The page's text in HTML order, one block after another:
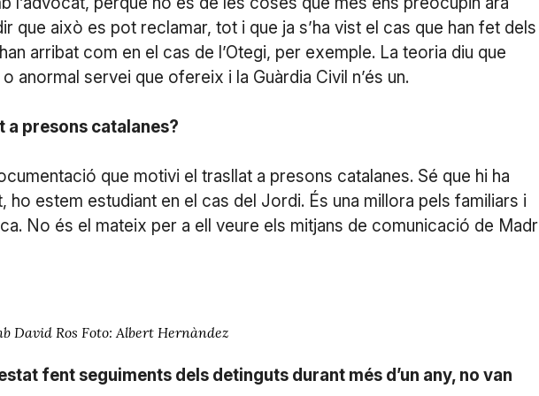
que això es pot reclamar, tot i que ja s’ha vist el cas que han fet dels
arribat com en el cas de l’Otegi, per exemple. La teoria diu que
anormal servei que ofereix i la Guàrdia Civil n’és un.
a presons catalanes?
que motivi el trasllat a presons catalanes. Sé que hi ha
ho estem estudiant en el cas del Jordi. És una millora pels familiars i
No és el mateix per a ell veure els mitjans de comunicació de
David Ros Foto: Albert Hernàndez
fent seguiments dels detinguts durant més d’un any, no van